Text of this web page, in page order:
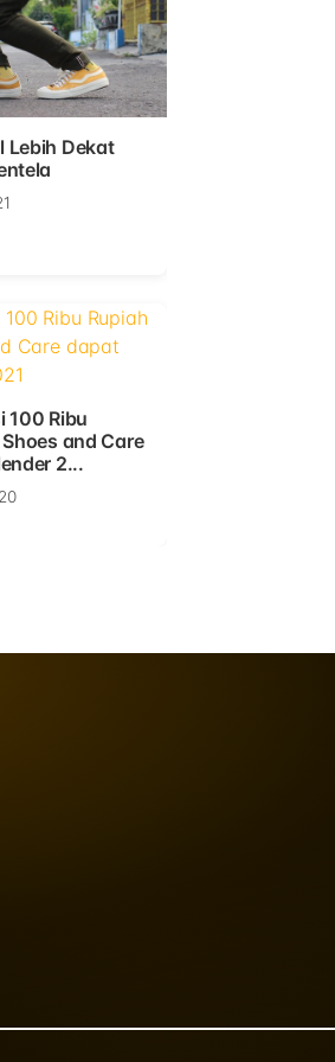
Lebih Dekat
100 Ribu
and Care
2...